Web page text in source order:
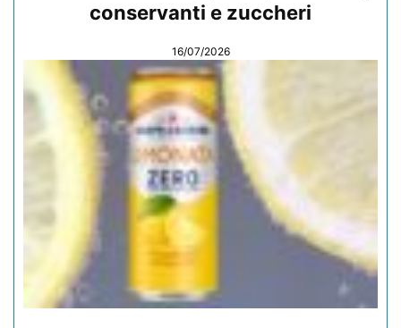
conservanti e zuccheri
16/07/2026